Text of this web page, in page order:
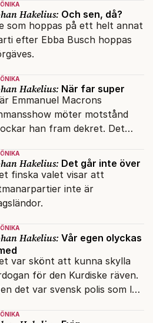
Hakelius: Och sen, då?
som hoppas på ett helt annat
efter Ebba Busch hoppas
Hakelius: När far super
Emmanuel Macrons
möter motstånd
han fram dekret. Det
Hakelius: Det går inte över
finska valet visar att
inte är
Hakelius: Vår egen olyckas
var skönt att kunna skylla
för den Kurdiske räven.
det var svensk polis som lät